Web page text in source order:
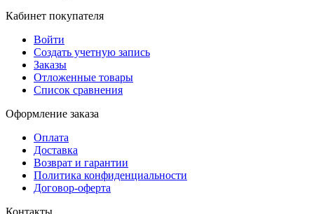
Кабинет покупателя
Войти
Создать учетную запись
Заказы
Отложенные товары
Список сравнения
Оформление заказа
Оплата
Доставка
Возврат и гарантии
Политика конфиденциальности
Договор-оферта
Контакты